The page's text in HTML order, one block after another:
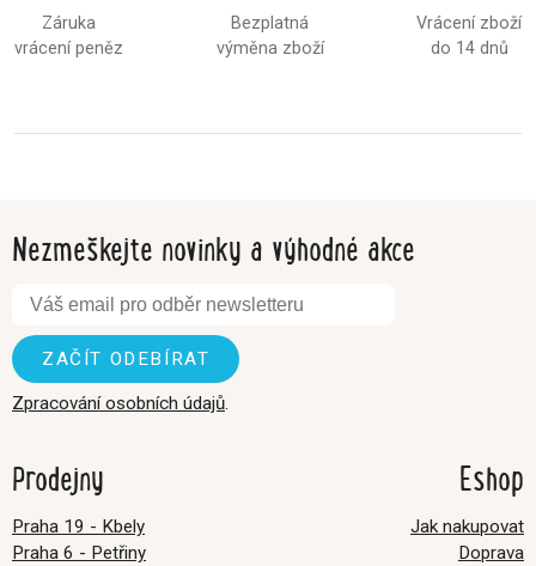
Záruka
vrácení peněz
Bezplatná
výměna zboží
Vrácení zboží
do 14 dnů
Nezmeškejte novinky a výhodné akce
Zpracování osobních údajů.
Prodejny
Praha 19 - Kbely
Praha 6 - Petřiny
Eshop
Jak nakupovat
Doprava